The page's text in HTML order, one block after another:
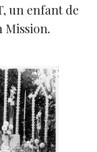
un enfant de
Mission.